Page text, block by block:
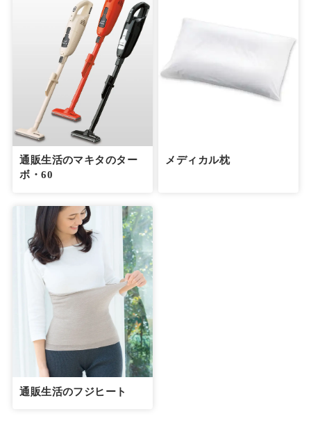
通販生活のマキタのター
ボ・60
メディカル枕
通販生活のフジヒート